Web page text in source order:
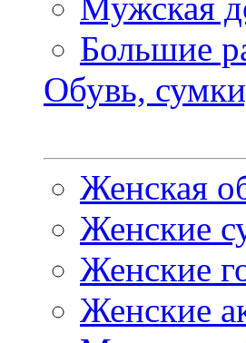
Большие
Обувь,
Женская
Женские
Женские
Женские